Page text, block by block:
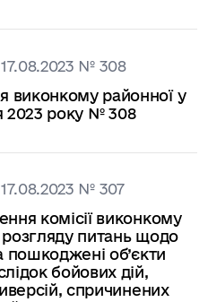
№ 308
районної у
2023 року № 308
№ 307
комісії виконкому
розгляду питань щодо
пошкоджені об’єкти
бойових дій,
спричинених